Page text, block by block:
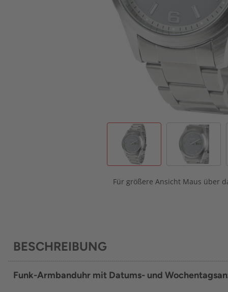
Für größere Ansicht Maus über
BESCHREIBUNG
Funk-Armbanduhr mit Datums- und